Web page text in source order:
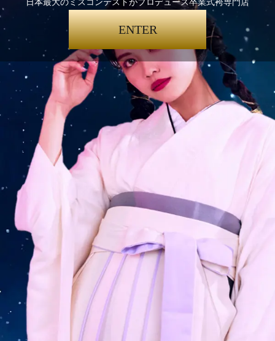
ENTER